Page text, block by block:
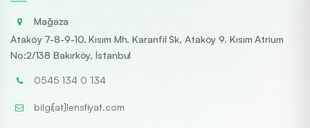
Mağaza
Ataköy 7-8-9-10. Kısım Mh. Karanfil Sk, Ataköy 9. Kısım Atrium
No:2/138 Bakırköy, İstanbul
0545 134 0 134
bilgi[at]lensfiyat.com